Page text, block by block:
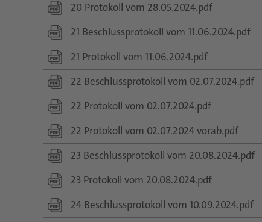
20 Protokoll vom 28.05.2024.pdf
21 Beschlussprotokoll vom 11.06.2024.pdf
21 Protokoll vom 11.06.2024.pdf
22 Beschlussprotokoll vom 02.07.2024.pdf
22 Protokoll vom 02.07.2024.pdf
22 Protokoll vom 02.07.2024 vorab.pdf
23 Beschlussprotokoll vom 20.08.2024.pdf
23 Protokoll vom 20.08.2024.pdf
24 Beschlussprotokoll vom 10.09.2024.pdf